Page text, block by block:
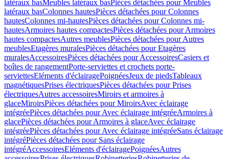
latéraux basMeubles latéraux basPièces détachées pour Meubles
latéraux basColonnes hautesPièces détachées pour Colonnes
hautesColonnes mi-hautesPièces détachées pour Colonnes mi-
hautesArmoires hautes compactesPièces détachées pour Armoires
hautes compactesAutres meublesPièces détachées pour Autres
meublesEtagères muralesPièces détachées pour Etagères
muralesAccessoiresPièces détachées pour AccessoiresCasiers et
boîtes de rangementPorte-serviettes et crochets porte-
serviettesEléments d'éclairagePoignéesJeux de piedsTableaux
magnétiquesPrises électriquesPièces détachées pour Prises
électriquesAutres accessoiresMiroirs et armoires à
glaceMiroirsPièces détachées pour MiroirsAvec éclairage
intégréePièces détachées pour Avec éclairage intégréeArmoires à
glacePièces détachées pour Armoires à glaceAvec éclairage
intégréePièces détachées pour Avec éclairage intégréeSans éclairage
intégréPièces détachées pour Sans éclairage
intégréAccessoiresEléments d'éclairagePoignéesAutres